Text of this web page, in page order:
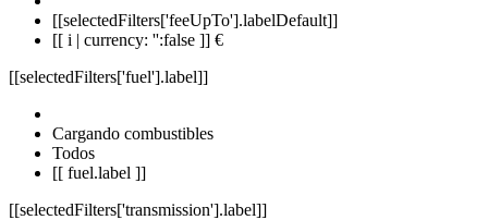
[[selectedFilters['feeUpTo'].labelDefault]]
[[ i | currency: '':false ]] €
[[selectedFilters['fuel'].label]]
Cargando combustibles
Todos
[[ fuel.label ]]
[[selectedFilters['transmission'].label]]